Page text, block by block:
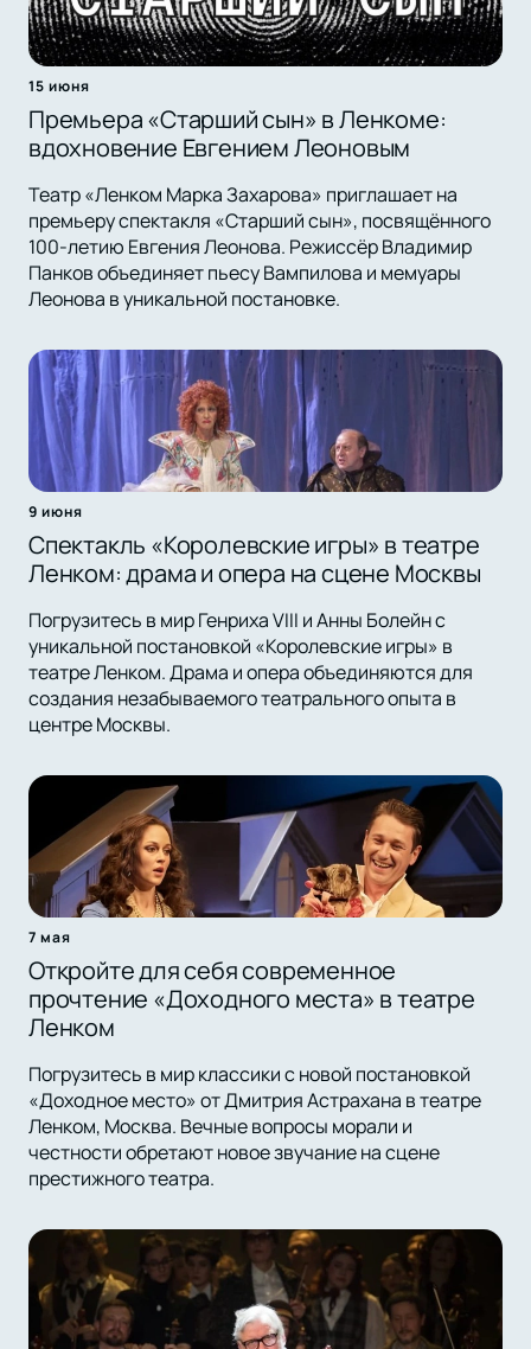
15 июня
Премьера «Старший сын» в Ленкоме:
вдохновение Евгением Леоновым
Театр «Ленком Марка Захарова» приглашает на
премьеру спектакля «Старший сын», посвящённого
100-летию Евгения Леонова. Режиссёр Владимир
Панков объединяет пьесу Вампилова и мемуары
Леонова в уникальной постановке.
9 июня
Спектакль «Королевские игры» в театре
Ленком: драма и опера на сцене Москвы
Погрузитесь в мир Генриха VIII и Анны Болейн с
уникальной постановкой «Королевские игры» в
театре Ленком. Драма и опера объединяются для
создания незабываемого театрального опыта в
центре Москвы.
7 мая
Откройте для себя современное
прочтение «Доходного места» в театре
Ленком
Погрузитесь в мир классики с новой постановкой
«Доходное место» от Дмитрия Астрахана в театре
Ленком, Москва. Вечные вопросы морали и
честности обретают новое звучание на сцене
престижного театра.